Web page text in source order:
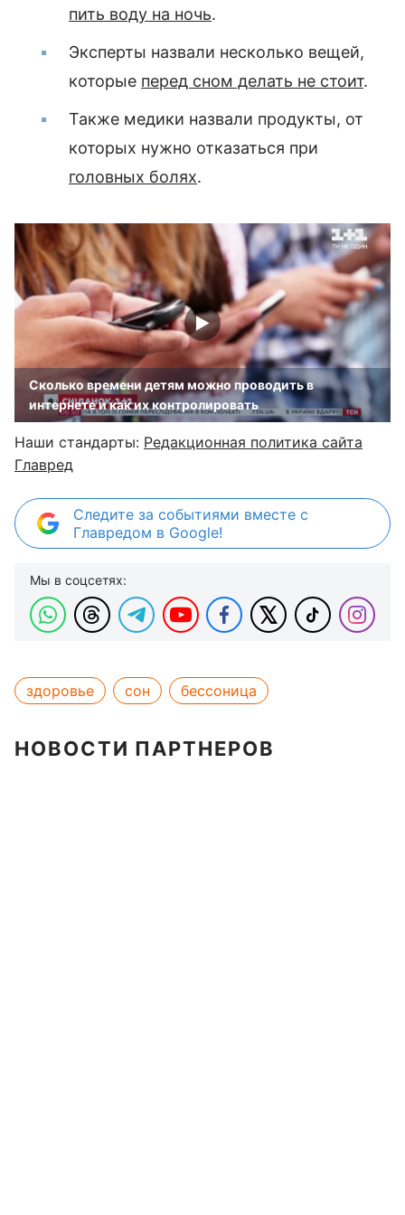
пить воду на ночь.
Эксперты назвали несколько вещей,
которые перед сном делать не стоит.
Также медики назвали продукты, от
которых нужно отказаться при
головных болях.
Сколько времени детям можно проводить в
интернете и как их контролировать
Наши стандарты: Редакционная политика сайта
Главред
Следите за событиями вместе с
Главредом в Google!
Мы в соцсетях:
здоровье сон бессоница
НОВОСТИ ПАРТНЕРОВ